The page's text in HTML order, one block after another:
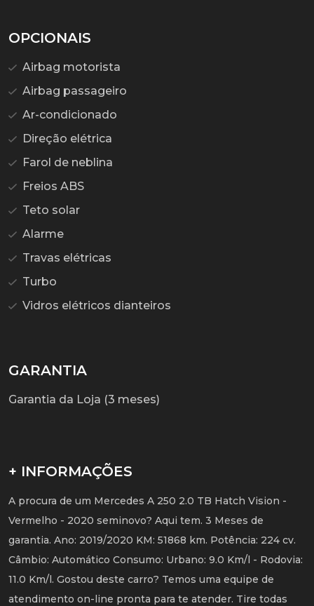
OPCIONAIS
Airbag motorista
Airbag passageiro
Ar-condicionado
Direção elétrica
Farol de neblina
Freios ABS
Teto solar
Alarme
Travas elétricas
Turbo
Vidros elétricos dianteiros
GARANTIA
Garantia da Loja (3 meses)
+ INFORMAÇÕES
A procura de um Mercedes A 250 2.0 TB Hatch Vision -
Vermelho - 2020 seminovo? Aqui tem. 3 Meses de
garantia. Ano: 2019/2020 KM: 51868 km. Potência: 224 cv.
Câmbio: Automático Consumo: Urbano: 9.0 Km/l - Rodovia:
11.0 Km/l. Gostou deste carro? Temos uma equipe de
atendimento on-line pronta para te atender. Tire todas